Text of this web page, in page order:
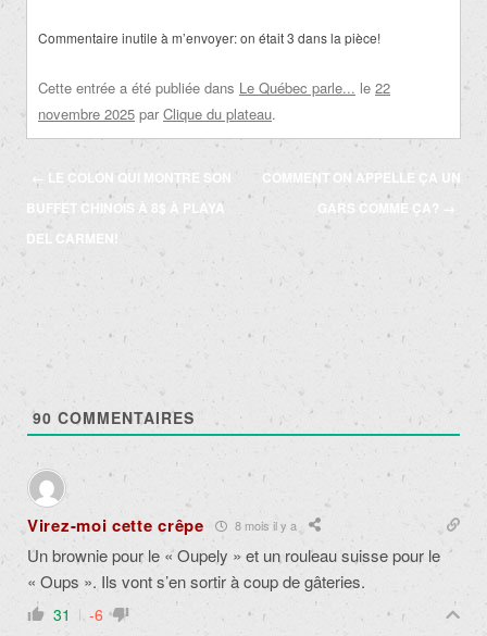
Commentaire inutile à m’envoyer: on était 3 dans la pièce!
Cette entrée a été publiée dans Le Québec parle... le 22
novembre 2025 par Clique du plateau.
Navigation
des
articles
← LE COLON QUI MONTRE SON
BUFFET CHINOIS À 8$ À PLAYA
DEL CARMEN!
COMMENT ON APPELLE ÇA UN
GARS COMME ÇA? →
90 COMMENTAIRES
Virez-moi cette crêpe 8 mois il y a
Un brownie pour le « Oupely » et un rouleau suisse pour le
« Oups ». Ils vont s’en sortir à coup de gâteries.
31 -6